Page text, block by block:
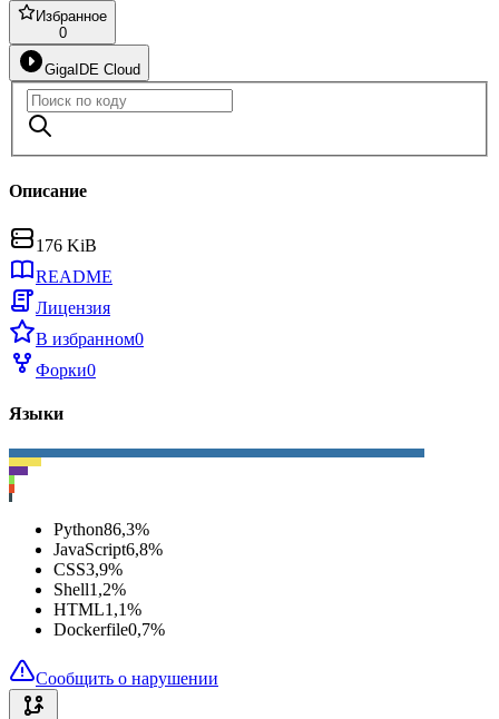
Избранное
0
GigaIDE Cloud
Описание
176 KiB
README
Лицензия
В избранном0
Форки0
Языки
Python86,3%
JavaScript6,8%
CSS3,9%
Shell1,2%
HTML1,1%
Dockerfile0,7%
Сообщить о нарушении